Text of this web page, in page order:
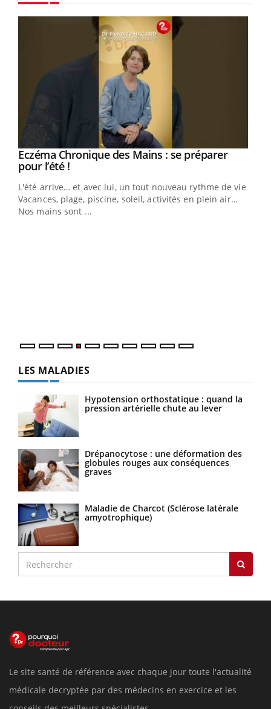
Youtube
Eczéma Chronique des Mains : se préparer
pour l’été !Youtube
L'été arrive… et avec lui, un tout nouveau rythme de vie !
Vacances, plage, piscine, soleil, activités en plein air…
Nos mains sont ...
LES MALADIES
Hypotension orthostatique : quand la
pression artérielle chute au lever
Drépanocytose : une déformation des
globules rouges aux conséquences
graves
Maladie de Charcot (Sclérose latérale
amyotrophique)
Le site santé de référence avec chaque jour toute l'actualité
médicale decryptée par des médecins en exercice et les